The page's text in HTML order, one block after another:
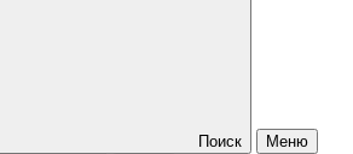
Поиск Меню